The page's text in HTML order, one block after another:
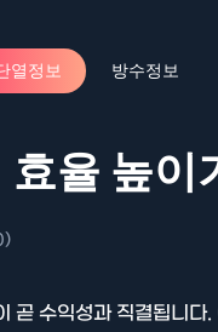
열정보 방수정보
율 높이
곧 수익성과 직결됩니다